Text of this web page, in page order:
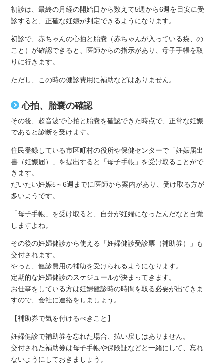
初診は、最終の月経の開始日から数えて5週から6週を目安に受
診すると、正確な妊娠が判定できるようになります。
初診で、赤ちゃんの心拍と胎嚢（赤ちゃんが入っている袋、の
こと）が確認できると、医師からの指示があり、母子手帳を取
りに行きます。
ただし、この時の健診費用に補助などはありません。
心拍、胎嚢の確認
その後、超音波で心拍と胎嚢を確認できた時点で、正常な妊娠
であると診断を受けます。
住民登録している市区町村の役所や保健センターで「妊娠届出
書（妊娠届）」を提出すると「母子手帳」を受け取ることがで
きます。
だいたい妊娠5～6週までに医師から案内があり、受け取る方が
多いようです。
「母子手帳」を受け取ると、自分が妊婦になったんだなと自覚
しますよね。
その後の妊婦健診から使える「妊婦健診受診票（補助券）」も
交付されます。
やっと、健診費用の補助を受けられるようになります。
定期的な妊婦健診のスケジュールが決まってきます。
お仕事をしている方は妊婦健診時の時間を取る必要が出てきま
すので、会社に連絡をしましょう。
【補助券で気を付けるべきこと】
妊婦健診で補助券を忘れた場合、払い戻しはありません。
交付された補助券は母子手帳や保険証などと一緒にして、忘れ
ないようにしておきましょう。